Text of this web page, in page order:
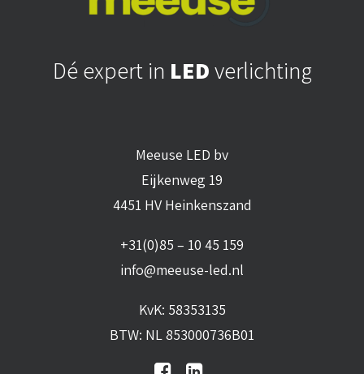
Dé expert in LEDverlichting
Meeuse LED bv
Eijkenweg 19
4451 HV Heinkenszand
+31(0)85 – 10 45 159
info@meeuse-led.nl
KvK: 58353135
BTW: NL 853000736B01